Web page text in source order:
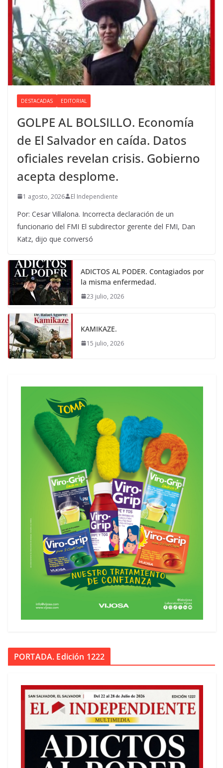
DESTACADAS EDITORIAL
GOLPE AL BOLSILLO. Economía
de El Salvador en caída. Datos
oficiales revelan crisis. Gobierno
acepta desplome.
1 agosto, 2026 El Independiente
Por: Cesar Villalona. Incorrecta declaración de un
funcionario del FMI El subdirector gerente del FMI, Dan
Katz, dijo que conversó
ADICTOS AL PODER. Contagiados por
la misma enfermedad.
23 julio, 2026
KAMIKAZE.
15 julio, 2026
PORTADA. Edición 1222